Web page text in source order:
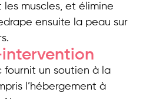
muscles, et élimine
ensuite la peau sur
fournit un soutien à la
l’hébergement à